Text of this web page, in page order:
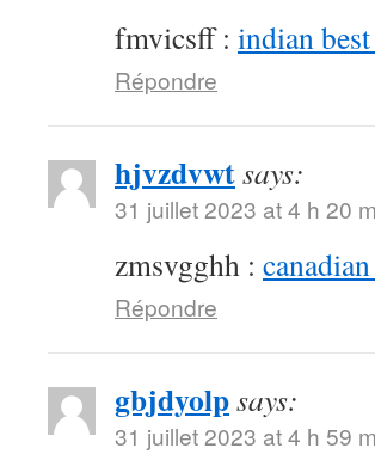
fmvicsff : indian
Répondre
hjvzdvwtsays:
31 juillet 2023 at 4 h 20
zmsvgghh :
Répondre
gbjdyolpsays:
31 juillet 2023 at 4 h 59